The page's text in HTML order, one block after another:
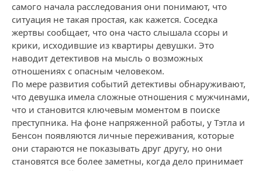
самого начала расследования они понимают, что
ситуация не такая простая, как кажется. Соседка
жертвы сообщает, что она часто слышала ссоры и
крики, исходившие из квартиры девушки. Это
наводит детективов на мысль о возможных
отношениях с опасным человеком.
По мере развития событий детективы обнаруживают,
что девушка имела сложные отношения с мужчинами,
что и становится ключевым моментом в поиске
преступника. На фоне напряженной работы, у Тэтла и
Бенсон появляются личные переживания, которые
они стараются не показывать друг другу, но они
становятся все более заметны, когда дело принимает